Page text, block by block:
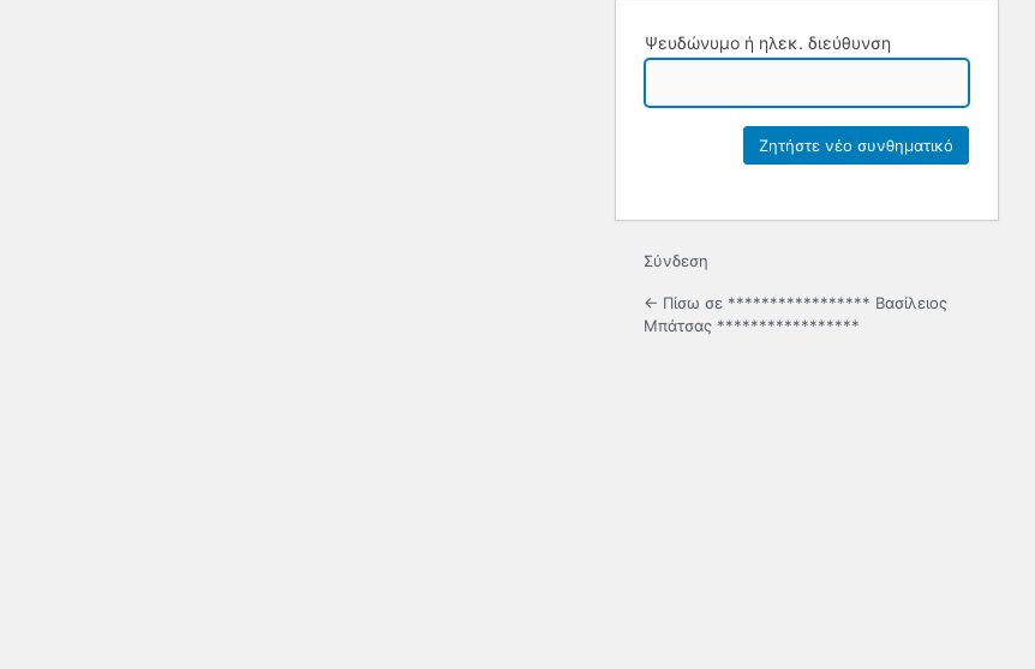
Ψευδώνυμο ή ηλεκ. διεύθυνση
Σύνδεση
← Πίσω σε ***************** Βασίλειος
Μπάτσας *****************